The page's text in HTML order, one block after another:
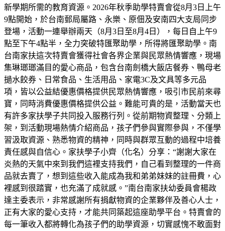
新學期所需的教育資源。2026年秋季助學特賣會從8月3日上午
9點開始，於台南郵局屬路、永樂、原佃及安南四大支局同步
登場，活動一連舉辦兩天（8月3日至8月4日），每日自上午9
點至下午4點半，全力突破特匯聚助學，所得將匯聚助學。南
台南家扶這次特賣會獲得社會各界企業與民眾熱情響應，現場
集琳瑯瑯滿目的愛心商品，包含台南劍橋大飯店餐券、鴨母老
撾水餃券、日常食品、生活用品、家電3C及文具等多元品
項，皆以公益結優惠價格提供民眾熱情響應，吸引市民前來尋
寶，同時消費優惠價格提供公益。難能可貴的是，活動當天也
有許多家扶學子共同投入服務行列。從前期物資整理、分類上
架，到活動現場熱情介紹商品，孩子們參與實際參與，不僅學
習汲取資源、熟悉物資的精神，同時與群眾互動的過程中培養
責任感與自信心。家扶學子小齊（化名）分享：“謝謝大家在
炎熱的天氣中來到我們這裡支持我們，自己看到整理的一件商
品就去賣了，想到這些收入能成為我和弟弟妹妹的註冊費，心
裡感到很踏實，也充滿了成就感。”南台南家扶幼委員會楊政
達主委表示，非常感謝所有捐獻物資的企業夥伴及善心人士，
正有大家的愛心支持，才能共同築起這座助學平台。特賣會的
每一筆收入都將轉化為孩子們的助學資源，切實感愧不敢面對